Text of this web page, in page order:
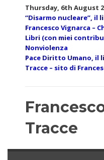
Thursday, 6th August
“Disarmo nucleare”, il
Francesco Vignarca –
Libri (con miei
Nonviolenza
Pace Diritto Umano, il
Tracce – sito di
Tracce